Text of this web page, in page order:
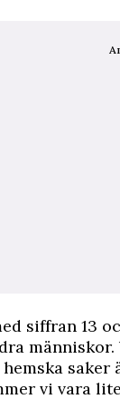
siffran 13
vi vara